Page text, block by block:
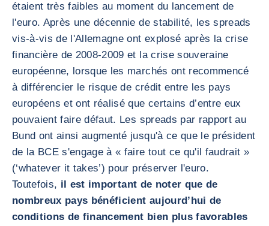
étaient très faibles au moment du lancement de
l'euro. Après une décennie de stabilité, les spreads
vis-à-vis de l'Allemagne ont explosé après la crise
financière de 2008-2009 et la crise souveraine
européenne, lorsque les marchés ont recommencé
à différencier le risque de crédit entre les pays
européens et ont réalisé que certains d’entre eux
pouvaient faire défaut. Les spreads par rapport au
Bund ont ainsi augmenté jusqu'à ce que le président
de la BCE s'engage à « faire tout ce qu'il faudrait »
(‘whatever it takes’) pour préserver l'euro.
Toutefois, il est important de noter que de
nombreux pays bénéficient aujourd’hui de
conditions de financement bien plus favorables